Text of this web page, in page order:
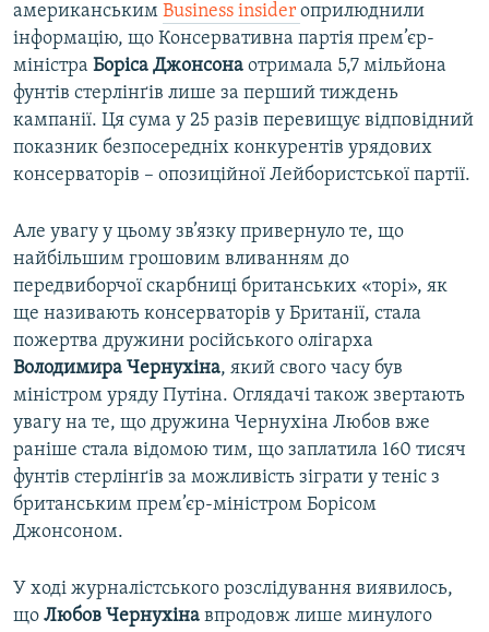
американським Business insider оприлюднили
інформацію, що Консервативна партія прем’єр-
міністра Боріса Джонсона отримала 5,7 мільйона
фунтів стерлінґів лише за перший тиждень
кампанії. Ця сума у 25 разів перевищує відповідний
показник безпосередніх конкурентів урядових
консерваторів – опозиційної Лейбористської партії.
Але увагу у цьому зв’язку привернуло те, що
найбільшим грошовим вливанням до
передвиборчої скарбниці британських «торі», як
ще називають консерваторів у Британії, стала
пожертва дружини російського олігарха
Володимира Чернухіна, який свого часу був
міністром уряду Путіна. Оглядачі також звертають
увагу на те, що дружина Чернухіна Любов вже
раніше стала відомою тим, що заплатила 160 тисяч
фунтів стерлінґів за можливість зіграти у теніс з
британським прем’єр-міністром Борісом
Джонсоном.
У ході журналістського розслідування виявилось,
що Любов Чернухіна впродовж лише минулого